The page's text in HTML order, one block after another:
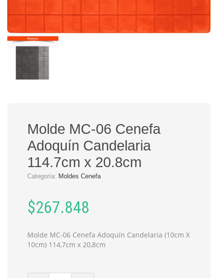
Molde MC-06 Cenefa
Adoquín Candelaria
114.7cm x 20.8cm
Categoría: Moldes Cenefa
$267.848
Molde MC-06 Cenefa Adoquín Candelaria (10cm X
10cm) 114,7cm x 20,8cm